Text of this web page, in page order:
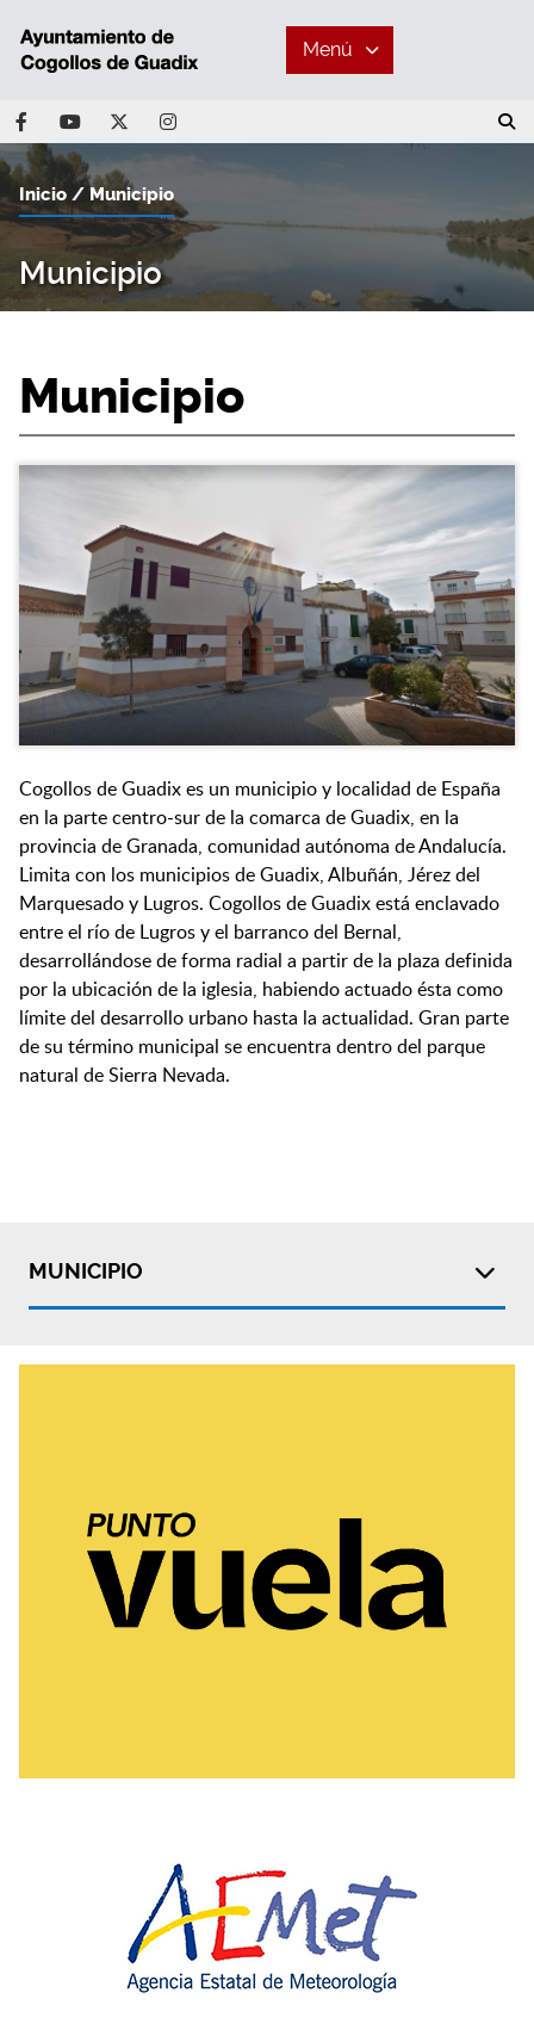
Menú
Municipio
Inicio Municipio
Municipio
Cogollos de Guadix es un municipio y localidad de España
en la parte centro-sur de la comarca de Guadix, en la
provincia de Granada, comunidad autónoma de Andalucía.
Limita con los municipios de Guadix, Albuñán, Jérez del
Marquesado y Lugros. Cogollos de Guadix está enclavado
entre el río de Lugros y el barranco del Bernal,
desarrollándose de forma radial a partir de la plaza definida
por la ubicación de la iglesia, habiendo actuado ésta como
límite del desarrollo urbano hasta la actualidad. Gran parte
de su término municipal se encuentra dentro del parque
natural de Sierra Nevada.
MUNICIPIO